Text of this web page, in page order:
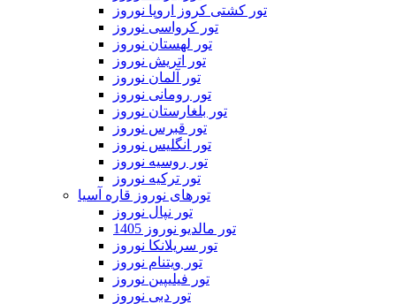
تور کشتی کروز اروپا نوروز
تور کرواسی نوروز
تور لهستان نوروز
تور اتریش نوروز
تور آلمان نوروز
تور رومانی نوروز
تور بلغارستان نوروز
تور قبرس نوروز
تور انگلیس نوروز
تور روسیه نوروز
تور ترکیه نوروز
تورهای نوروز قاره آسیا
تور نپال نوروز
تور مالدیو نوروز 1405
تور سریلانکا نوروز
تور ویتنام نوروز
تور فیلیپین نوروز
تور دبی نوروز